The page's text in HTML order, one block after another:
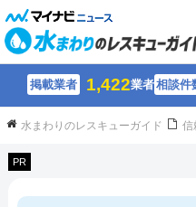
掲載業者 1,422業者相談件
水まわりのレスキューガイド 信
PR